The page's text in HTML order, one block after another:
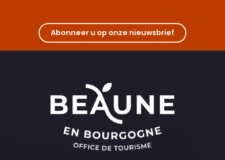
Abonneer u op onze nieuwsbrief